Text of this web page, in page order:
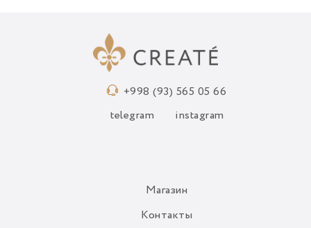
+998 (93) 565 05 66
telegram instagram
Магазин
Контакты